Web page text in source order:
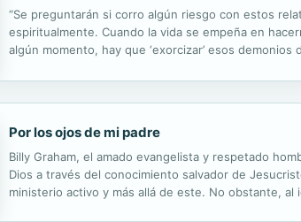
“Se preguntarán si corro algún riesgo con estos
espiritualmente. Cuando la vida se empeña en
algún momento, hay que ‘exorcizar’ esos
Por los ojos de mi padre
Billy Graham, el amado evangelista y respetado
Dios a través del conocimiento salvador de
ministerio activo y más allá de este. No obstante,